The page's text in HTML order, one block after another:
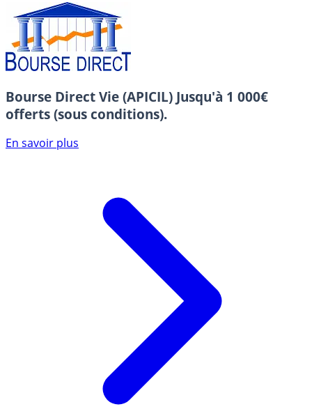
Bourse Direct Vie (APICIL) Jusqu'à 1 000€
offerts (sous conditions).
En savoir plus